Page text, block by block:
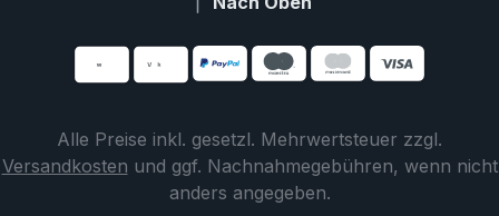
Alle Preise inkl. gesetzl. Mehrwertsteuer zzgl.
Versandkosten und ggf. Nachnahmegebühren, wenn nicht
anders angegeben.